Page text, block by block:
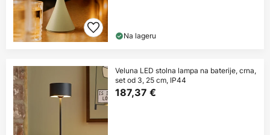
Na lageru
Veluna LED stolna lampa na baterije, crna,
set od 3, 25 cm, IP44
187,37 €